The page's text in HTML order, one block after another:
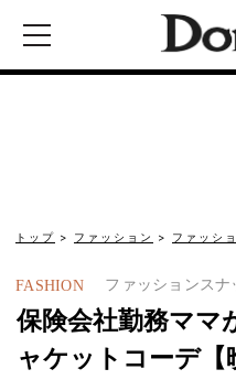
トップ ファッション ファッシ
FASHION ファッションスナ
保険会社勤務ママ
ャケットコーデ【